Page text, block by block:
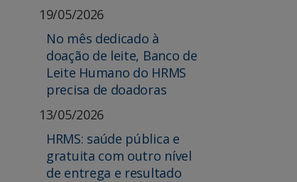
19/05/2026
No mês dedicado à
doação de leite, Banco de
Leite Humano do HRMS
precisa de doadoras
13/05/2026
HRMS: saúde pública e
gratuita com outro nível
de entrega e resultado